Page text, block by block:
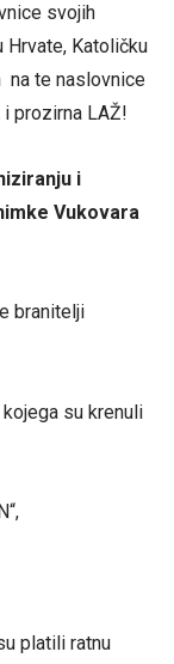
svojih
Katoličku
na te naslovnice
prozirna LAŽ!
i
Vukovara
branitelji
su krenuli
platili ratnu